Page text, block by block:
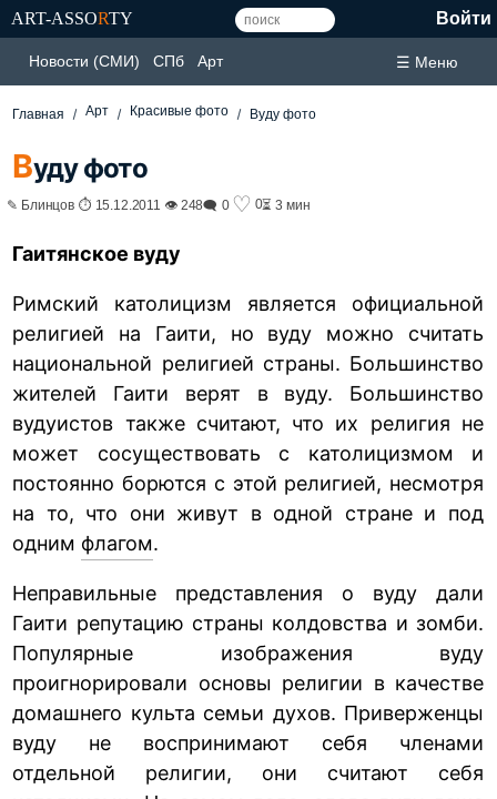
ART-ASSORTY Войти
Новости (СМИ) СПб Арт ☰ Меню
Главная Арт Красивые фото Вуду фото
Вуду фото
✎ Блинцов ⏱ 15.12.2011 👁 248🗨 0 ♡ 0⏳ 3 мин
Гаитянское вуду
Римский католицизм является официальной
религией на Гаити, но вуду можно считать
национальной религией страны. Большинство
жителей Гаити верят в вуду. Большинство
вудуистов также считают, что их религия не
может сосуществовать с католицизмом и
постоянно борются с этой религией, несмотря
на то, что они живут в одной стране и под
одним флагом.
Неправильные представления о вуду дали
Гаити репутацию страны колдовства и зомби.
Популярные изображения вуду
проигнорировали основы религии в качестве
домашнего культа семьи духов. Приверженцы
вуду не воспринимают себя членами
отдельной религии, они считают себя